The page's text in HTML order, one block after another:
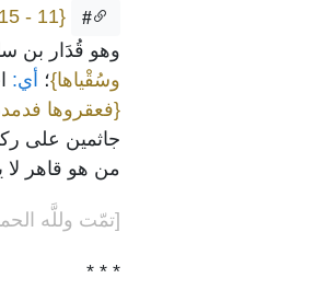
#
{11 - 15}
وهو قُدَار بن
وسُقْياها}؛ أي:
{فعقروها
جاثمين على
من هو قاهر
[تمّت وللَّه
* * *